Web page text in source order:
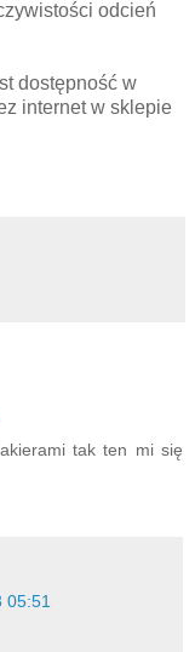
odcień
dostępność w
internet w sklepie
tak ten mi się
05:51